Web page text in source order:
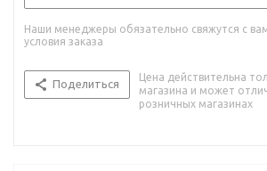
Наши менеджеры обязательно свяжутся с
условия заказа
Поделиться
Цена действительна
магазина и может
розничных магазинах